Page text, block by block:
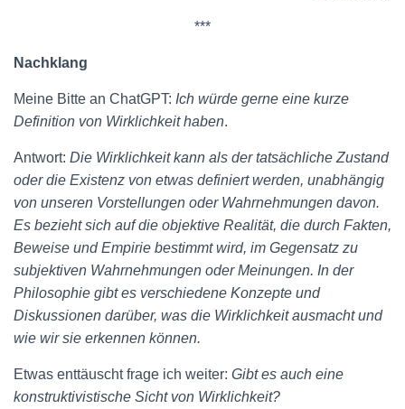
***
Nachklang
Meine Bitte an ChatGPT: Ich würde gerne eine kurze
Definition von Wirklichkeit haben.
Antwort: Die Wirklichkeit kann als der tatsächliche Zustand
oder die Existenz von etwas definiert werden, unabhängig
von unseren Vorstellungen oder Wahrnehmungen davon.
Es bezieht sich auf die objektive Realität, die durch Fakten,
Beweise und Empirie bestimmt wird, im Gegensatz zu
subjektiven Wahrnehmungen oder Meinungen. In der
Philosophie gibt es verschiedene Konzepte und
Diskussionen darüber, was die Wirklichkeit ausmacht und
wie wir sie erkennen können.
Etwas enttäuscht frage ich weiter: Gibt es auch eine
konstruktivistische Sicht von Wirklichkeit?